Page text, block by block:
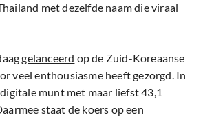
met dezelfde naam die viraal
gelanceerd op de Zuid-Koreaanse
veel enthousiasme heeft gezorgd. In
munt met maar liefst 43,1
staat de koers op een